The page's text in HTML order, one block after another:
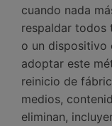
cuando nada
respaldar todos
o un dispositivo
adoptar este
reinicio de
medios,
eliminan,